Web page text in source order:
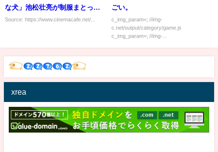
な犬」池松壮亮が制服まとった
メインビジュアル公開
Source: https://www.cinemacafe.net/...
ごい。
c_img_param=; //img-
c.net/output/category/game.js
c_img_param=; //img-...
xrea